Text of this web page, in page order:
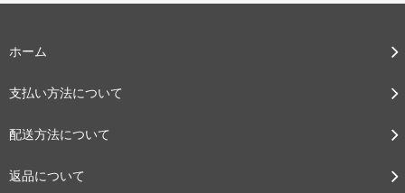
ホーム
支払い方法について
配送方法について
返品について